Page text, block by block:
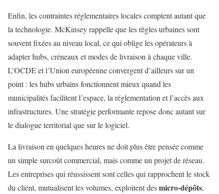
Enfin, les contraintes réglementaires locales comptent autant que
la technologie. McKinsey rappelle que les règles urbaines sont
souvent fixées au niveau local, ce qui oblige les opérateurs à
adapter hubs, créneaux et modes de livraison à chaque ville.
L’OCDE et l’Union européenne convergent d’ailleurs sur un
point : les hubs urbains fonctionnent mieux quand les
municipalités facilitent l’espace, la réglementation et l’accès aux
infrastructures. Une stratégie performante repose donc autant sur
le dialogue territorial que sur le logiciel.
La livraison en quelques heures ne doit plus être pensée comme
un simple surcoût commercial, mais comme un projet de réseau.
Les entreprises qui réussissent sont celles qui rapprochent le stock
du client, mutualisent les volumes, exploitent desmicro-dépôts,